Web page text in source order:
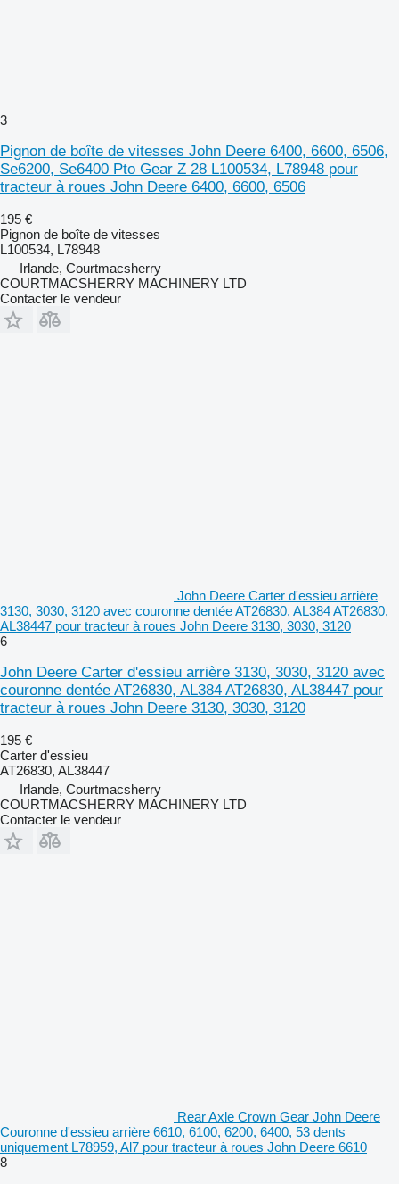
3
Pignon de boîte de vitesses John Deere 6400, 6600, 6506,
Se6200, Se6400 Pto Gear Z 28 L100534, L78948 pour
tracteur à roues John Deere 6400, 6600, 6506
195 €
Pignon de boîte de vitesses
L100534, L78948
Irlande, Courtmacsherry
COURTMACSHERRY MACHINERY LTD
Contacter le vendeur
John Deere Carter d'essieu arrière
3130, 3030, 3120 avec couronne dentée AT26830, AL384 AT26830,
AL38447 pour tracteur à roues John Deere 3130, 3030, 3120
6
John Deere Carter d'essieu arrière 3130, 3030, 3120 avec
couronne dentée AT26830, AL384 AT26830, AL38447 pour
tracteur à roues John Deere 3130, 3030, 3120
195 €
Carter d'essieu
AT26830, AL38447
Irlande, Courtmacsherry
COURTMACSHERRY MACHINERY LTD
Contacter le vendeur
Rear Axle Crown Gear John Deere
Couronne d'essieu arrière 6610, 6100, 6200, 6400, 53 dents
uniquement L78959, Al7 pour tracteur à roues John Deere 6610
8